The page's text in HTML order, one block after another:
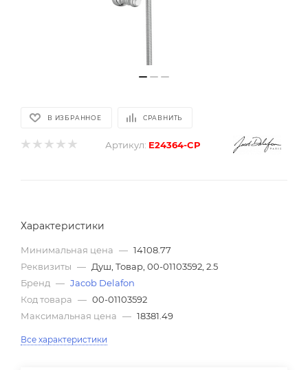
В ИЗБРАННОЕ СРАВНИТЬ
Артикул: E24364-CP
Характеристики
Минимальная цена — 14108.77
Реквизиты — Душ, Товар, 00-01103592, 2.5
Бренд — Jacob Delafon
Код товара — 00-01103592
Максимальная цена — 18381.49
Все характеристики